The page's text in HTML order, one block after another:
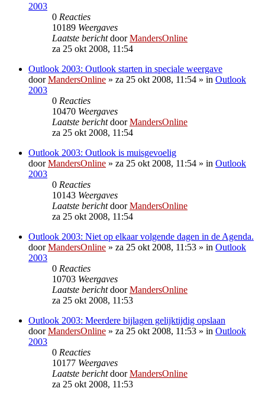
2003
0 Reacties
10189 Weergaves
Laatste berichtdoorMandersOnline
za 25 okt 2008, 11:54
Outlook 2003: Outlook starten in speciale weergave
doorMandersOnline » za 25 okt 2008, 11:54 » in Outlook
2003
0 Reacties
10470 Weergaves
Laatste berichtdoorMandersOnline
za 25 okt 2008, 11:54
Outlook 2003: Outlook is muisgevoelig
doorMandersOnline » za 25 okt 2008, 11:54 » in Outlook
2003
0 Reacties
10143 Weergaves
Laatste berichtdoorMandersOnline
za 25 okt 2008, 11:54
Outlook 2003: Niet op elkaar volgende dagen in de Agenda.
doorMandersOnline » za 25 okt 2008, 11:53 » in Outlook
2003
0 Reacties
10703 Weergaves
Laatste berichtdoorMandersOnline
za 25 okt 2008, 11:53
Outlook 2003: Meerdere bijlagen gelijktijdig opslaan
doorMandersOnline » za 25 okt 2008, 11:53 » in Outlook
2003
0 Reacties
10177 Weergaves
Laatste berichtdoorMandersOnline
za 25 okt 2008, 11:53